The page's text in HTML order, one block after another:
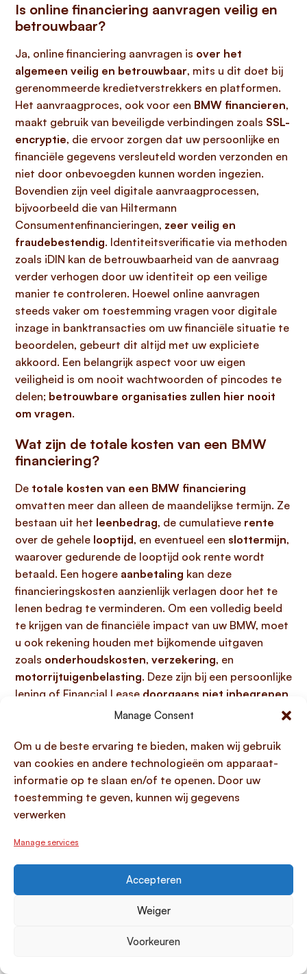
Manage Consent
Om u de beste ervaring te bieden, maken wij gebruik
van cookies en andere technologieën om apparaat-
informatie op te slaan en/of te openen. Door uw
toestemming te geven, kunnen wij gegevens
verwerken
Manage services
Accepteren
Weiger
Voorkeuren
Is online financiering aanvragen veilig en
betrouwbaar?
Ja, online financiering aanvragen is over het
algemeen veilig en betrouwbaar, mits u dit doet bij
gerenommeerde kredietverstrekkers en platformen.
Het aanvraagproces, ook voor een BMW financieren,
maakt gebruik van beveiligde verbindingen zoals SSL-
encryptie, die ervoor zorgen dat uw persoonlijke en
financiële gegevens versleuteld worden verzonden en
niet door onbevoegden kunnen worden ingezien.
Bovendien zijn veel digitale aanvraagprocessen,
bijvoorbeeld die van Hiltermann
Consumentenfinancieringen, zeer veilig en
fraudebestendig. Identiteitsverificatie via methoden
zoals iDIN kan de betrouwbaarheid van de aanvraag
verder verhogen door uw identiteit op een veilige
manier te controleren. Hoewel online aanvragen
steeds vaker om toestemming vragen voor digitale
inzage in banktransacties om uw financiële situatie te
beoordelen, gebeurt dit altijd met uw expliciete
akkoord. Een belangrijk aspect voor uw eigen
veiligheid is om nooit wachtwoorden of pincodes te
delen; betrouwbare organisaties zullen hier nooit
om vragen.
Wat zijn de totale kosten van een BMW
financiering?
De totale kosten van een BMW financiering
omvatten meer dan alleen de maandelijkse termijn. Ze
bestaan uit het leenbedrag, de cumulatieve rente
over de gehele looptijd, en eventueel een slottermijn,
waarover gedurende de looptijd ook rente wordt
betaald. Een hogere aanbetaling kan deze
financieringskosten aanzienlijk verlagen door het te
lenen bedrag te verminderen. Om een volledig beeld
te krijgen van de financiële impact van uw BMW, moet
u ook rekening houden met bijkomende uitgaven
zoals onderhoudskosten, verzekering, en
motorrijtuigenbelasting. Deze zijn bij een persoonlijke
lening of Financial Lease doorgaans niet inbegrepen
in tegenstelling tot bijvoorbeeld Private Lease, tenzij
Total Cost of Ownership (TCO)helpt u alle kosten, van
aanschaf tot en met het latere gebruik, te overzien en
zo de werkelijke financiële last van uwBMW
financierente bepalen, waarbij zelfs de mogelijkheid
totvroegtijdige terugbetaling
Kan ik mijn BMW financiering tussentijds
Jazeker, het is in de meeste gevallen mogelijk om uw
particuliere autofinancieringen, zoals een persoonlijke